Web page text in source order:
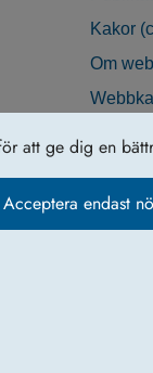
att ge dig en
Acceptera endast
Kakor
Om